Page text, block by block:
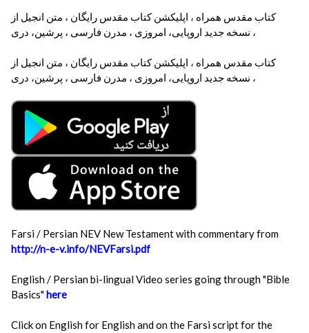
کتاب مقدس همراه ، اپلیکشن کتاب مقدس رایگان ، متن انجیل از
نسخه جدید اروپایی‌، امروزی ، مدرن فارسی ، پرشین‌، دری ،
کتاب مقدس همراه ، اپلیکشن کتاب مقدس رایگان ، متن انجیل از
نسخه جدید اروپایی‌، امروزی ، مدرن فارسی ، پرشین‌، دری ،
Farsi / Persian NEV New Testament with commentary from
http://n-e-v.info/NEVFarsi.pdf
English / Persian bi-lingual Video series going through "Bible
Basics"here
Click on English for English and on the Farsi script for the